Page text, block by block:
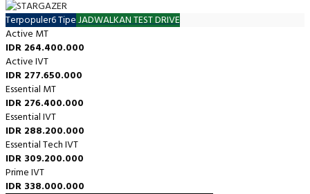
Terpopuler6 Tipe JADWALKAN TEST DRIVE
Active MT
IDR 264.400.000
Active IVT
IDR 277.650.000
Essential MT
IDR 276.400.000
Essential IVT
IDR 288.200.000
Essential Tech IVT
IDR 309.200.000
Prime IVT
IDR 338.000.000